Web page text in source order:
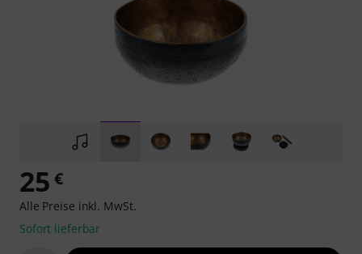
25 €
Alle Preise inkl. MwSt.
Sofort lieferbar